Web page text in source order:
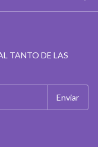
TANTO DE LAS